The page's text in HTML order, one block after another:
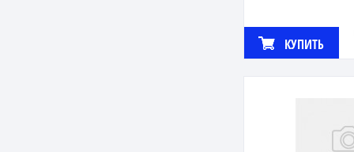
КУПИТЬ